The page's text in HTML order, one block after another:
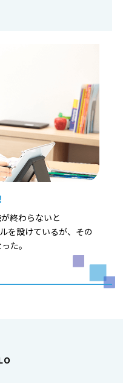
終わらないと
を設けているが、その
た。